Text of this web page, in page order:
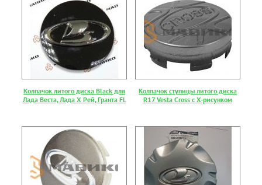
Колпачок литого диска Black для
Лада Веста, Лада Х Рей, Гранта FL
Колпачок ступицы литого диска
R17 Vesta Cross с X-рисунком